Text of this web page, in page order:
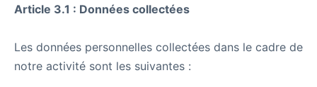
Article 3.1 : Données collectées
Les données personnelles collectées dans le cadre de
notre activité sont les suivantes :